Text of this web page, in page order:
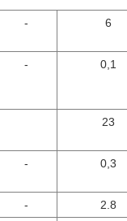
- 6
- 0,1
23
- 0,3
- 2.8